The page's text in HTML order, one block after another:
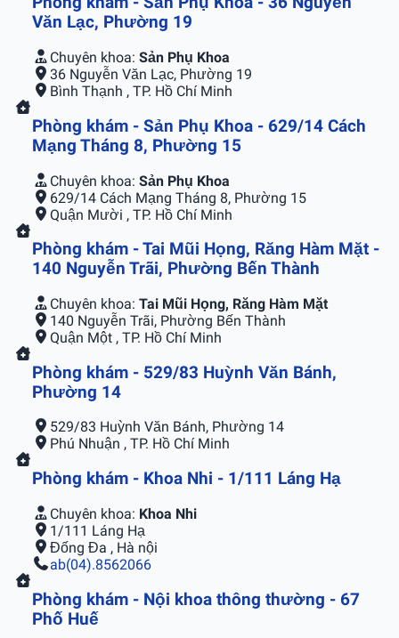
Văn Lạc, Phường 19
Chuyên khoa: Sản Phụ Khoa
36 Nguyễn Văn Lạc, Phường 19
Bình Thạnh , TP. Hồ Chí Minh
Phòng khám - Sản Phụ Khoa - 629/14 Cách
Mạng Tháng 8, Phường 15
Chuyên khoa: Sản Phụ Khoa
629/14 Cách Mạng Tháng 8, Phường 15
Quận Mười , TP. Hồ Chí Minh
Phòng khám - Tai Mũi Họng, Răng Hàm Mặt -
140 Nguyễn Trãi, Phường Bến Thành
Chuyên khoa: Tai Mũi Họng, Răng Hàm Mặt
140 Nguyễn Trãi, Phường Bến Thành
Quận Một , TP. Hồ Chí Minh
Phòng khám - 529/83 Huỳnh Văn Bánh,
Phường 14
529/83 Huỳnh Văn Bánh, Phường 14
Phú Nhuận , TP. Hồ Chí Minh
Phòng khám - Khoa Nhi - 1/111 Láng Hạ
Chuyên khoa: Khoa Nhi
1/111 Láng Hạ
Đống Đa , Hà nội
ab(04).8562066
Phòng khám - Nội khoa thông thường - 67
Phố Huế